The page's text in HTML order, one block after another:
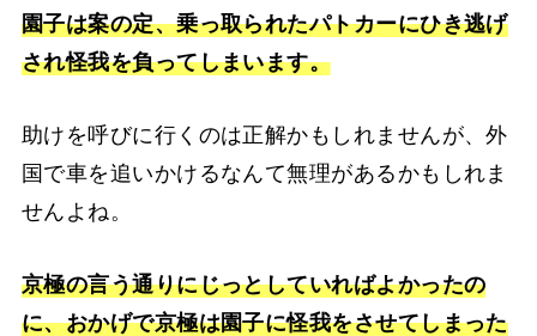
園子は案の定、乗っ取られたパトカーにひき逃げ
され怪我を負ってしまいます。
助けを呼びに行くのは正解かもしれませんが、外
国で車を追いかけるなんて無理があるかもしれま
せんよね。
京極の言う通りにじっとしていればよかったの
に、おかげで京極は園子に怪我をさせてしまった